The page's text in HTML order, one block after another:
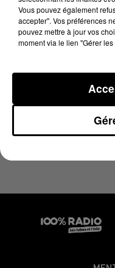
L'AGENDA DU
Vous pouvez également
accepter". Vos préférences
pouvez mettre à jour vos
moment via le lien "Gérer